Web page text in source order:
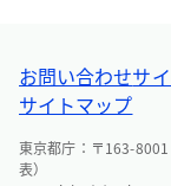
お問い合わせサ
サイトマップ
東京都庁：〒163-
表）